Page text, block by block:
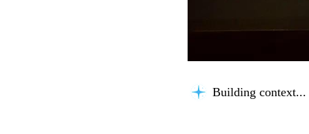
Building context...